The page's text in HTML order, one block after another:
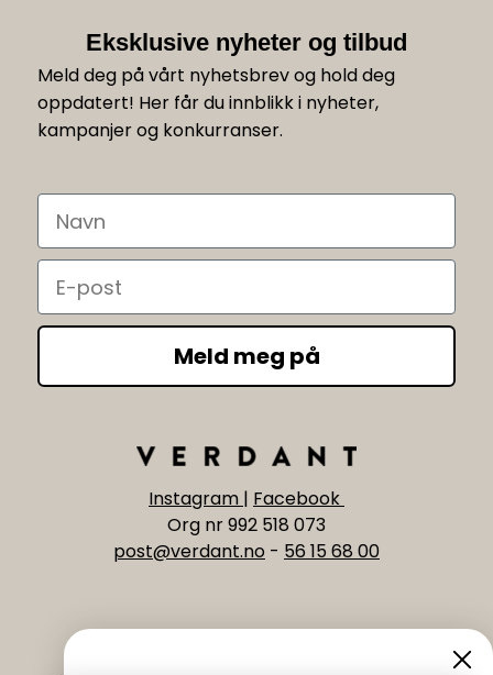
Eksklusive nyheter og tilbud
Meld deg på vårt nyhetsbrev og hold deg
oppdatert! Her får du innblikk i nyheter,
kampanjer og konkurranser.
Navn
Email
Meld meg på
Instagram | Facebook
Org nr 992 518 073
post@verdant.no - 56 15 68 00